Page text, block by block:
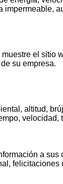
impermeable,
el sitio
su empresa.
altitud,
a